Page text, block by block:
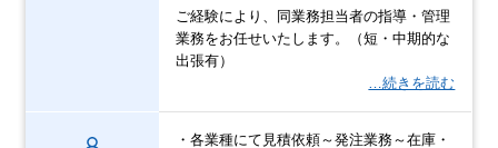
ご経験により、同業務担当者の指導・管理
業務をお任せいたします。（短・中期的な
出張有）
…続きを読む
・各業種にて見積依頼～発注業務～在庫・